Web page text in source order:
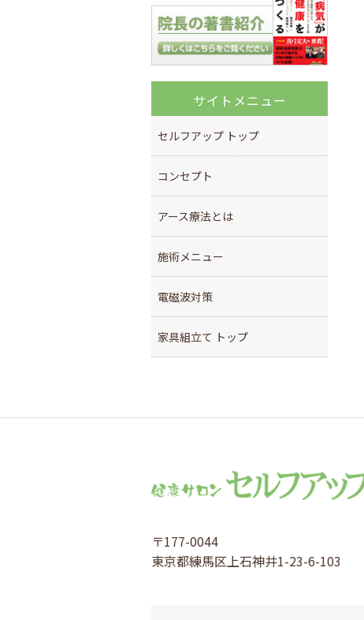
サイトメニュー
セルフアップ トップ
コンセプト
アース療法とは
施術メニュー
電磁波対策
家具組立て トップ
〒177-0044
東京都練馬区上石神井1-23-6-103